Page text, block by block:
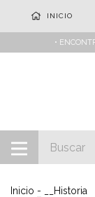
INICIO
•
Inicio - __Historia